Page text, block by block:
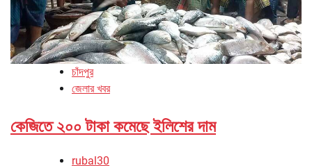
চাঁদপুর
জেলার খবর
কেজিতে ২০০ টাকা কমেছে ইলিশের দাম
rubal30